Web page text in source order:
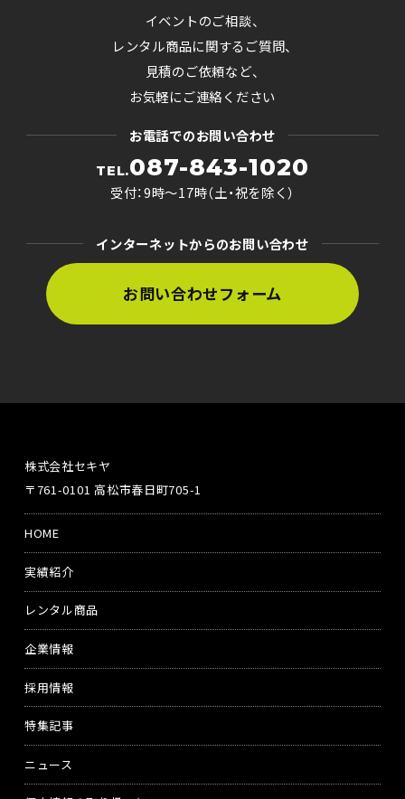
イベントのご相談、
レンタル商品に関するご質問、
見積のご依頼など、
お気軽にご連絡ください
お電話でのお問い合わせ
TEL.087-843-1020
受付：9時〜17時（土・祝を除く）
インターネットからのお問い合わせ
お問い合わせフォーム
株式会社セキヤ
〒761-0101 高松市春日町705-1
HOME
実績紹介
レンタル商品
企業情報
採用情報
特集記事
ニュース